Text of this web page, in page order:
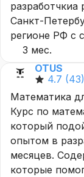
Санкт-
регионе РФ с
3 мес.
OTUS
4.7 (43)
Математика
Курс по
который
опытом в
месяцев.
которые